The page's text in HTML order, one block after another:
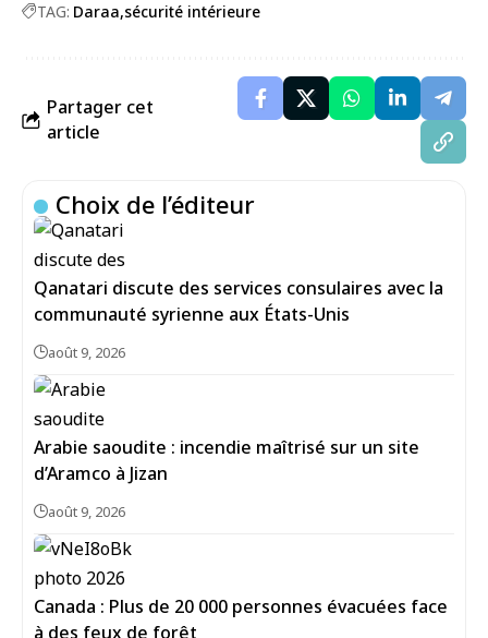
TAG: Daraa sécurité intérieure
Partager cet
article
Choix de l’éditeur
Qanatari discute des services consulaires avec la
communauté syrienne aux États-Unis
août 9, 2026
Arabie saoudite : incendie maîtrisé sur un site
d’Aramco à Jizan
août 9, 2026
Canada : Plus de 20 000 personnes évacuées face
à des feux de forêt